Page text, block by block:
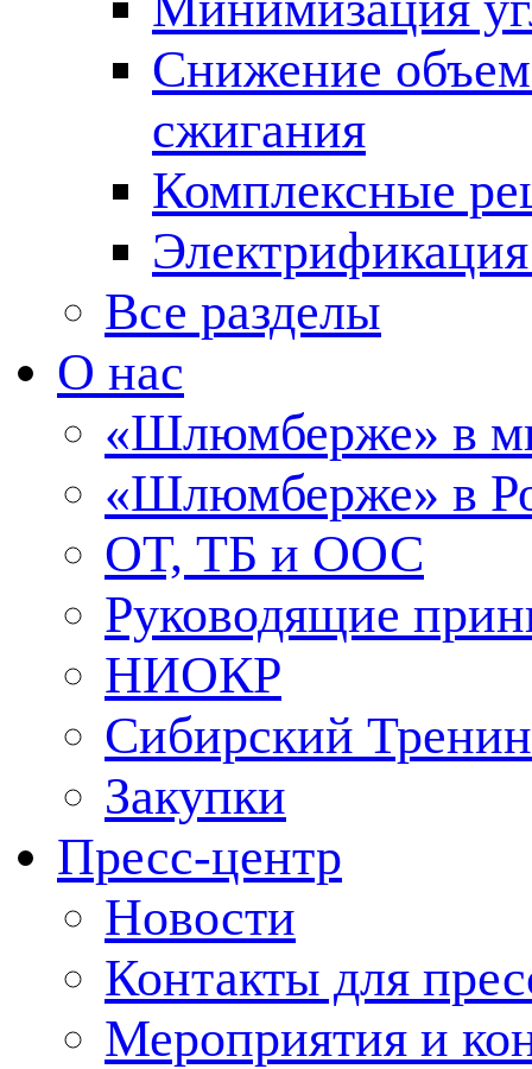
Снижение
сжигания
Комплексные
Все разделы
О нас
«Шлюмберже» в
«Шлюмберже» в
ОТ, ТБ и ООС
Руководящие
НИОКР
Сибирский
Закупки
Пресс-центр
Новости
Контакты для
Мероприятия и